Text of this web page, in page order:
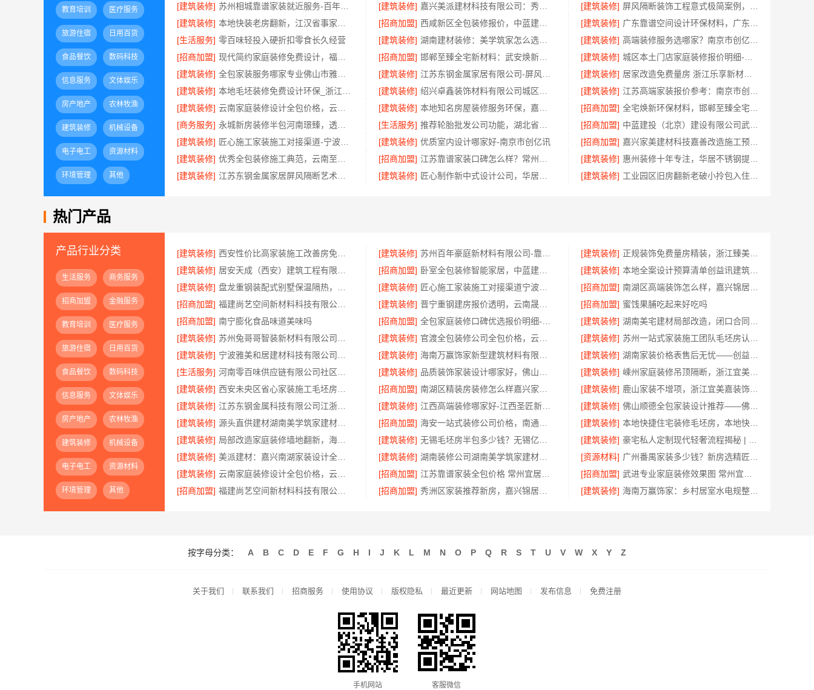
教育培训 医疗服务
旅游住宿 日用百货
食品餐饮 数码科技
信息服务 文体娱乐
房产地产 农林牧渔
建筑装修 机械设备
电子电工 资源材料
环境管理 其他
[建筑装修]
[建筑装修] [建筑装修]
[建筑装修]
[招商加盟] [建筑装修]
[生活服务] 零百味轻投入硬折扣零食长久经营 [建筑装修] [建筑装修]
[招商加盟]
[招商加盟] [建筑装修]
[建筑装修]
[建筑装修] [建筑装修]
居家改造免费量房 浙江乐享新材料有限公司
[建筑装修]
[建筑装修] [建筑装修]
[建筑装修]
[建筑装修] [招商加盟]
[商务服务]
[生活服务] [招商加盟]
中蓝建投（北京）建设有限公司武功分公司-卧室改造智能家居
[建筑装修]
[建筑装修] 优质室内设计哪家好-南京市创亿讯 [招商加盟]
嘉兴家美建材科技嘉善改造施工预算透明
[建筑装修]
[招商加盟] [建筑装修]
[建筑装修]
[建筑装修] [建筑装修] 工业园区旧房翻新老破小拎包入住 苏州兔哥哥智装新材料有限公司
热门产品
产品行业分类
生活服务 商务服务
招商加盟 金融服务
教育培训 医疗服务
旅游住宿 日用百货
食品餐饮 数码科技
信息服务 文体娱乐
房产地产 农林牧渔
建筑装修 机械设备
电子电工 资源材料
环境管理 其他
[建筑装修] [建筑装修] [建筑装修]
正规装饰免费量房精装，浙江臻美新型建材有限公司贴心服务
[建筑装修]
[招商加盟] [建筑装修]
本地全案设计预算清单创益讯建筑-湖南创益讯建筑有限公司
[建筑装修]
[建筑装修] [招商加盟]
[招商加盟]
[建筑装修] [招商加盟] 蜜饯果脯吃起来好吃吗
[招商加盟] 南宁膨化食品味道美味吗 [招商加盟] [建筑装修]
[建筑装修]
[建筑装修] [建筑装修]
[建筑装修]
[建筑装修] [建筑装修]
[生活服务]
[建筑装修] [建筑装修]
嵊州家庭装修吊顶隔断，浙江宜美嘉装饰专业施工
[建筑装修]
[招商加盟] [建筑装修]
鹿山家装不增项，浙江宜美嘉装饰工程有限公司让您装修无忧
[建筑装修]
[建筑装修] [建筑装修]
佛山顺德全包家装设计推荐——佛山市雅居美家装饰省心省力
[建筑装修]
[招商加盟] [建筑装修]
本地快捷住宅装修毛坯房，本地快装（湖北）科技有限公司专业交付
[建筑装修]
[建筑装修] [建筑装修]
[建筑装修]
[建筑装修] [资源材料]
[建筑装修]
[招商加盟] [招商加盟]
[招商加盟]
[招商加盟] [建筑装修] 海南万赢饰家：乡村居室水电规整标准化施工
按字母分类： A B C D E F G H I J K L M N O P Q R S T U V W X Y Z
关于我们 联系我们 招商服务 使用协议 版权隐私 最近更新 网站地图 发布信息 免费注册
手机网站 客服微信